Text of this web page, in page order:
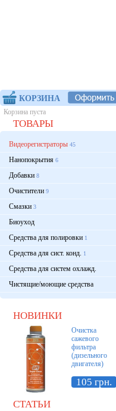
КОРЗИНА
Корзина пуста
ТОВАРЫ
Видеорегистраторы 45
Нанопокрытия 6
Добавки 8
Очистители 9
Смазки 3
Биоуход
Средства для полировки 1
Средства для сист. конд. 1
Средства для систем охлажд.
Чистящие/моющие средства
НОВИНКИ
Очистка
сажевого
фильтра
(дизельного
двигателя)
105 грн.
СТАТЬИ